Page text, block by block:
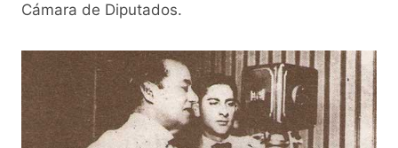
Cámara de Diputados.